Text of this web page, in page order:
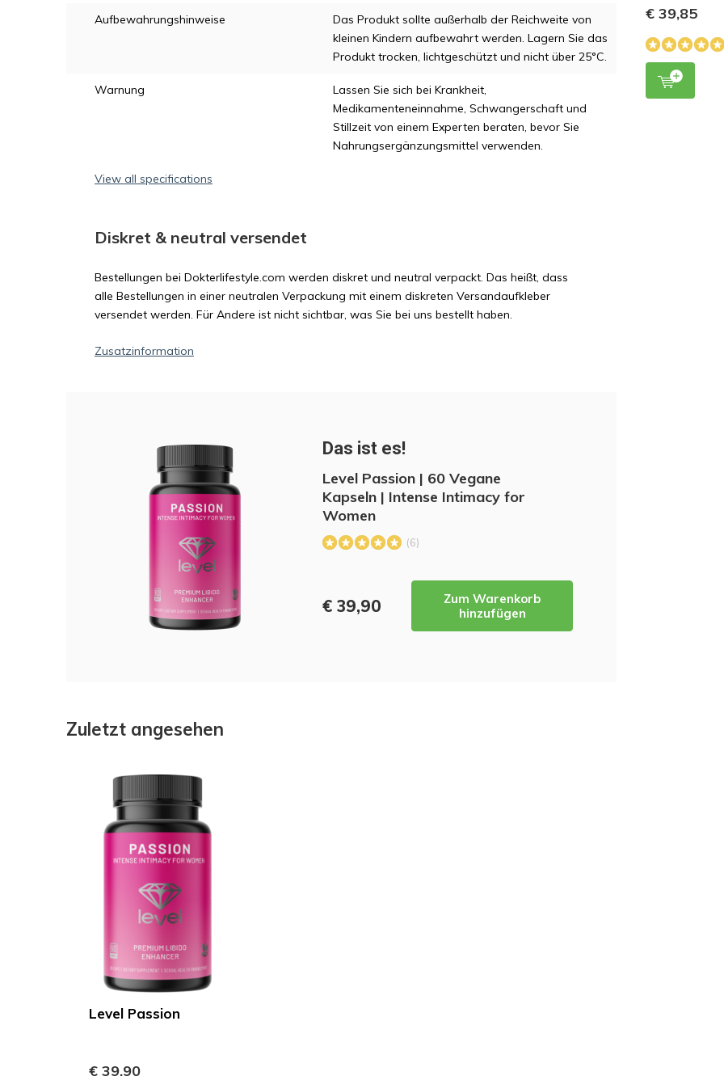
Aufbewahrungshinweise
Das Produkt sollte außerhalb der Reichweite von
kleinen Kindern aufbewahrt werden. Lagern Sie das
Produkt trocken, lichtgeschützt und nicht über 25°C.
Warnung
Lassen Sie sich bei Krankheit,
Medikamenteneinnahme, Schwangerschaft und
Stillzeit von einem Experten beraten, bevor Sie
Nahrungsergänzungsmittel verwenden.
View all specifications
Diskret & neutral versendet
Bestellungen bei Dokterlifestyle.com werden diskret und neutral verpackt. Das heißt, dass
alle Bestellungen in einer neutralen Verpackung mit einem diskreten Versandaufkleber
versendet werden. Für Andere ist nicht sichtbar, was Sie bei uns bestellt haben.
Zusatzinformation
Das ist es!
Level Passion | 60 Vegane
Kapseln | Intense Intimacy for
Women
(6)
€ 39,90
Zum Warenkorb
hinzufügen
€ 39,85
Zuletzt angesehen
Level Passion
€ 39,90